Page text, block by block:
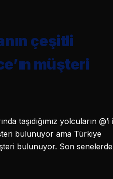
çeşitli
müşteri
taşıdığımız yolcuların @’i
bulunuyor ama Türkiye
bulunuyor. Son senelerde